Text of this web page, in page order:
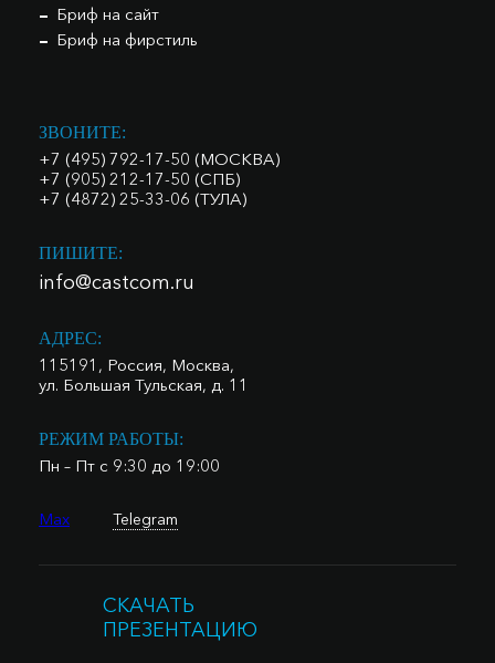
Бриф на сайт
Бриф на фирстиль
ЗВОНИТЕ:
+7 (495) 792-17-50 (МОСКВА)
+7 (905) 212-17-50 (СПБ)
+7 (4872) 25-33-06 (ТУЛА)
ПИШИТЕ:
info@castcom.ru
АДРЕС:
115191, Россия, Москва,
ул. Большая Тульская, д. 11
РЕЖИМ РАБОТЫ:
Пн – Пт с 9:30 до 19:00
Max Telegram
СКАЧАТЬ
ПРЕЗЕНТАЦИЮ